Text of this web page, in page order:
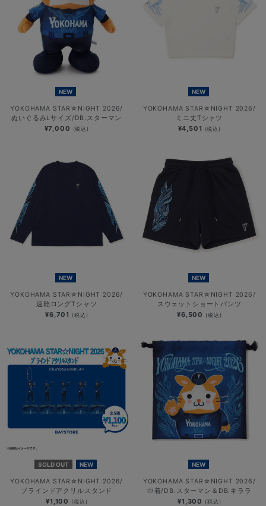
NEW
YOKOHAMA STAR☆NIGHT 2026/
ぬいぐるみLサイズ/DB.スターマン
¥7,000 (税込)
NEW
YOKOHAMA STAR☆NIGHT 2026/
ミニ丈Tシャツ
¥4,501 (税込)
NEW
YOKOHAMA STAR☆NIGHT 2026/
速乾ロングTシャツ
¥6,701 (税込)
NEW
YOKOHAMA STAR☆NIGHT 2026/
スウェットショートパンツ
¥6,500 (税込)
SOLD OUT NEW
YOKOHAMA STAR☆NIGHT 2026/
ブラインドアクリルスタンド
¥1,100 (税込)
NEW
YOKOHAMA STAR☆NIGHT 2026/
巾着/DB.スターマン＆DB.キララ
¥1,300 (税込)